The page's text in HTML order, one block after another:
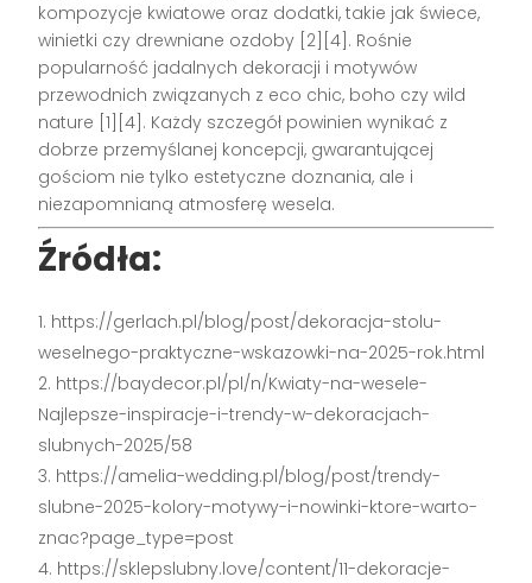
kompozycje kwiatowe oraz dodatki, takie jak świece,
winietki czy drewniane ozdoby [2][4] . Rośnie
popularność jadalnych dekoracji i motywów
przewodnich związanych z eco chic, boho czy wild
nature [1][4] . Każdy szczegół powinien wynikać z
dobrze przemyślanej koncepcji, gwarantującej
gościom nie tylko estetyczne doznania, ale i
niezapomnianą atmosferę wesela.
Źródła:
https://gerlach.pl/blog/post/dekoracja-stolu-
weselnego-praktyczne-wskazowki-na-2025-rok.html
https://baydecor.pl/pl/n/Kwiaty-na-wesele-
Najlepsze-inspiracje-i-trendy-w-dekoracjach-
slubnych-2025/58
https://amelia-wedding.pl/blog/post/trendy-
slubne-2025-kolory-motywy-i-nowinki-ktore-warto-
znac?page_type=post
https://sklepslubny.love/content/11-dekoracje-